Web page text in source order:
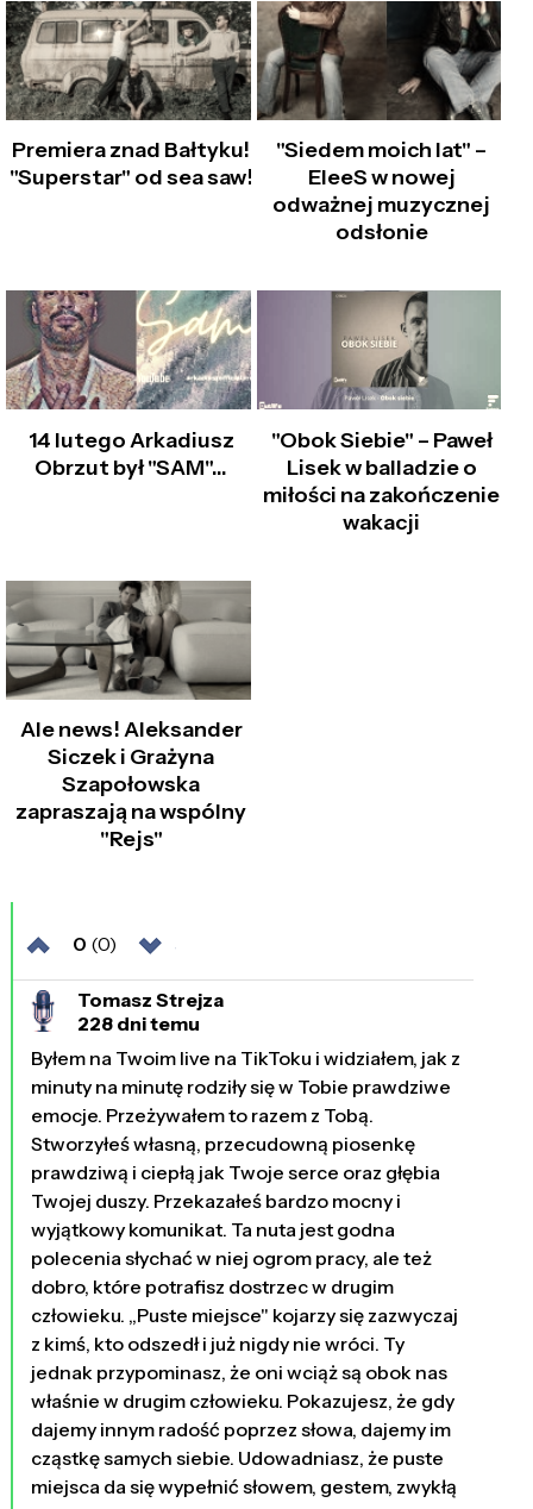
Premiera znad Bałtyku!
"Superstar" od sea saw!
"Siedem moich lat" –
EleeS w nowej
odważnej muzycznej
odsłonie
14 lutego Arkadiusz
Obrzut był "SAM"...
"Obok Siebie" – Paweł
Lisek w balladzie o
miłości na zakończenie
wakacji
Ale news! Aleksander
Siczek i Grażyna
Szapołowska
zapraszają na wspólny
"Rejs"
0 (0)
Tomasz Strejza
228 dni temu
Byłem na Twoim live na TikToku i widziałem, jak z
minuty na minutę rodziły się w Tobie prawdziwe
emocje. Przeżywałem to razem z Tobą.
Stworzyłeś własną, przecudowną piosenkę
prawdziwą i ciepłą jak Twoje serce oraz głębia
Twojej duszy. Przekazałeś bardzo mocny i
wyjątkowy komunikat. Ta nuta jest godna
polecenia słychać w niej ogrom pracy, ale też
dobro, które potrafisz dostrzec w drugim
człowieku. „Puste miejsce" kojarzy się zazwyczaj
z kimś, kto odszedł i już nigdy nie wróci. Ty
jednak przypominasz, że oni wciąż są obok nas
właśnie w drugim człowieku. Pokazujesz, że gdy
dajemy innym radość poprzez słowa, dajemy im
cząstkę samych siebie. Udowadniasz, że puste
miejsca da się wypełnić słowem, gestem, zwykłą